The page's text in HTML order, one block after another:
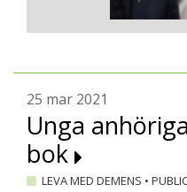
25 mar 2021
Unga
bok
LEVA MED DEMENS •